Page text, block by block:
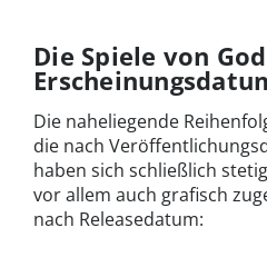
Die Spiele von
Die naheliegende
die nach
haben sich schließlich
vor allem auch grafisch
nach Releasedatum: